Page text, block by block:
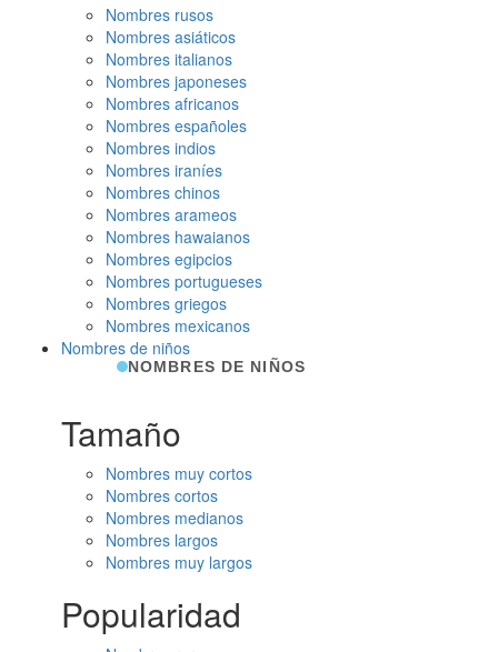
Nombres rusos
Nombres asiáticos
Nombres italianos
Nombres japoneses
Nombres africanos
Nombres españoles
Nombres indios
Nombres iraníes
Nombres chinos
Nombres arameos
Nombres hawaianos
Nombres egipcios
Nombres portugueses
Nombres griegos
Nombres mexicanos
Nombres de niños
NOMBRES DE NIÑOS
Tamaño
Nombres muy cortos
Nombres cortos
Nombres medianos
Nombres largos
Nombres muy largos
Popularidad